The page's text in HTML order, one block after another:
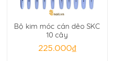
Bộ kim móc cán dẻo SKC
10 cây
225.000₫